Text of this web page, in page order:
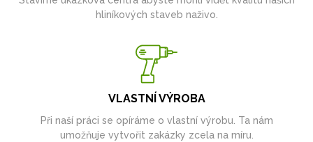
hliníkových staveb naživo.
VLASTNÍ VÝROBA
Při naší práci se opíráme o vlastní výrobu. Ta nám
umožňuje vytvořit zakázky zcela na míru.